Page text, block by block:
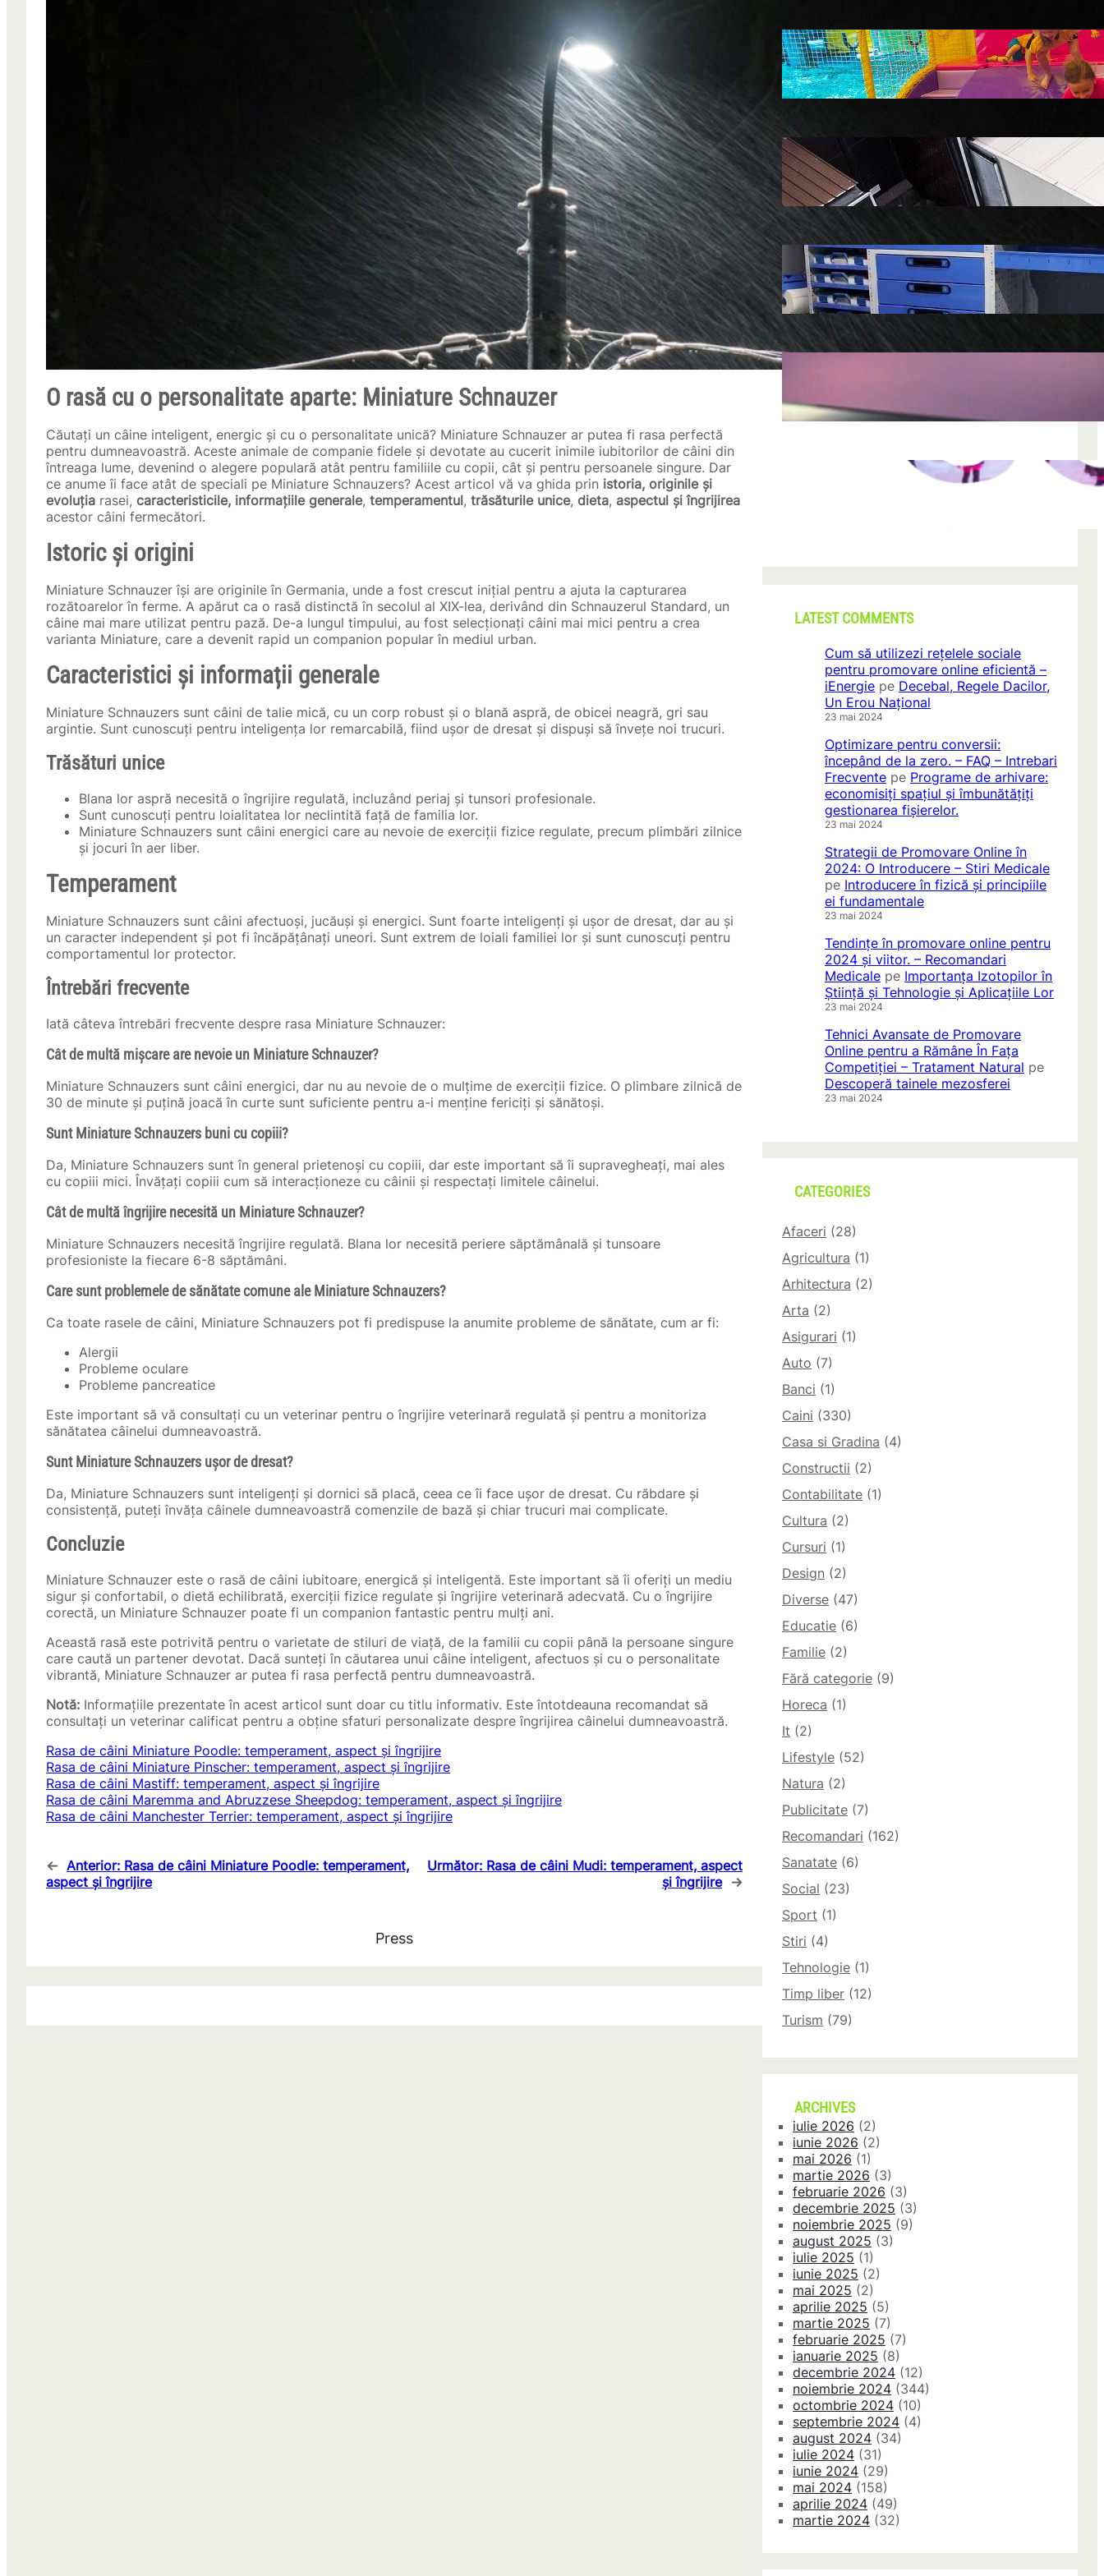
O rasă cu o personalitate aparte: Miniature Schnauzer
Căutați un câine inteligent, energic și cu o personalitate unică? Miniature Schnauzer ar putea fi rasa perfectă
pentru dumneavoastră. Aceste animale de companie fidele și devotate au cucerit inimile iubitorilor de câini din
întreaga lume, devenind o alegere populară atât pentru familiile cu copii, cât și pentru persoanele singure. Dar
ce anume îi face atât de speciali pe Miniature Schnauzers? Acest articol vă va ghida prin istoria, originile și
evoluția rasei, caracteristicile, informațiile generale, temperamentul, trăsăturile unice, dieta, aspectul și îngrijirea
acestor câini fermecători.
Istoric și origini
Miniature Schnauzer își are originile în Germania, unde a fost crescut inițial pentru a ajuta la capturarea
rozătoarelor în ferme. A apărut ca o rasă distinctă în secolul al XIX-lea, derivând din Schnauzerul Standard, un
câine mai mare utilizat pentru pază. De-a lungul timpului, au fost selecționați câini mai mici pentru a crea
varianta Miniature, care a devenit rapid un companion popular în mediul urban.
Caracteristici și informații generale
Miniature Schnauzers sunt câini de talie mică, cu un corp robust și o blană aspră, de obicei neagră, gri sau
argintie. Sunt cunoscuți pentru inteligența lor remarcabilă, fiind ușor de dresat și dispuși să învețe noi trucuri.
Trăsături unice
Blana lor aspră necesită o îngrijire regulată, incluzând periaj și tunsori profesionale.
Sunt cunoscuți pentru loialitatea lor neclintită față de familia lor.
Miniature Schnauzers sunt câini energici care au nevoie de exerciții fizice regulate, precum plimbări zilnice
și jocuri în aer liber.
Temperament
Miniature Schnauzers sunt câini afectuoși, jucăuși și energici. Sunt foarte inteligenți și ușor de dresat, dar au și
un caracter independent și pot fi încăpățânați uneori. Sunt extrem de loiali familiei lor și sunt cunoscuți pentru
comportamentul lor protector.
Întrebări frecvente
Iată câteva întrebări frecvente despre rasa Miniature Schnauzer:
Cât de multă mișcare are nevoie un Miniature Schnauzer?
Miniature Schnauzers sunt câini energici, dar nu au nevoie de o mulțime de exerciții fizice. O plimbare zilnică de
30 de minute și puțină joacă în curte sunt suficiente pentru a-i menține fericiți și sănătoși.
Sunt Miniature Schnauzers buni cu copiii?
Da, Miniature Schnauzers sunt în general prietenoși cu copiii, dar este important să îi supravegheați, mai ales
cu copiii mici. Învățați copiii cum să interacționeze cu câinii și respectați limitele câinelui.
Cât de multă îngrijire necesită un Miniature Schnauzer?
Miniature Schnauzers necesită îngrijire regulată. Blana lor necesită periere săptămânală și tunsoare
profesioniste la fiecare 6-8 săptămâni.
Care sunt problemele de sănătate comune ale Miniature Schnauzers?
Ca toate rasele de câini, Miniature Schnauzers pot fi predispuse la anumite probleme de sănătate, cum ar fi:
Alergii
Probleme oculare
Probleme pancreatice
Este important să vă consultați cu un veterinar pentru o îngrijire veterinară regulată și pentru a monitoriza
sănătatea câinelui dumneavoastră.
Sunt Miniature Schnauzers ușor de dresat?
Da, Miniature Schnauzers sunt inteligenți și dornici să placă, ceea ce îi face ușor de dresat. Cu răbdare și
consistență, puteți învăța câinele dumneavoastră comenzile de bază și chiar trucuri mai complicate.
Concluzie
Miniature Schnauzer este o rasă de câini iubitoare, energică și inteligentă. Este important să îi oferiți un mediu
sigur și confortabil, o dietă echilibrată, exerciții fizice regulate și îngrijire veterinară adecvată. Cu o îngrijire
corectă, un Miniature Schnauzer poate fi un companion fantastic pentru mulți ani.
Această rasă este potrivită pentru o varietate de stiluri de viață, de la familii cu copii până la persoane singure
care caută un partener devotat. Dacă sunteți în căutarea unui câine inteligent, afectuos și cu o personalitate
vibrantă, Miniature Schnauzer ar putea fi rasa perfectă pentru dumneavoastră.
Notă: Informațiile prezentate în acest articol sunt doar cu titlu informativ. Este întotdeauna recomandat să
consultați un veterinar calificat pentru a obține sfaturi personalizate despre îngrijirea câinelui dumneavoastră.
Rasa de câini Miniature Poodle: temperament, aspect și îngrijire
Rasa de câini Miniature Pinscher: temperament, aspect și îngrijire
Rasa de câini Mastiff: temperament, aspect și îngrijire
Rasa de câini Maremma and Abruzzese Sheepdog: temperament, aspect și îngrijire
Rasa de câini Manchester Terrier: temperament, aspect și îngrijire
← Anterior: Rasa de câini Miniature Poodle: temperament,
aspect și îngrijire
Următor: Rasa de câini Mudi: temperament, aspect
și îngrijire →
Press
Soluții pentru părinții care vor să își vadă
copiii explorând în loc să stea pe
telefoane
iul. 25, 2026
Ce soluție de urmărire GPS este
recomandată pentru transport marfă
iul. 2, 2026
Atelier mobil: cum transformi o dubă
obișnuită într-un spațiu de lucru care
chiar funcționează
iun. 24, 2026
iun. 23, 2026
CONI FEST 2026 – o editie record prin
LATEST COMMENTS
Cum să utilizezi rețelele sociale
pentru promovare online eficientă –
iEnergie pe Decebal, Regele Dacilor,
Un Erou Național
23 mai 2024
Optimizare pentru conversii:
începând de la zero. – FAQ – Intrebari
Frecvente pe Programe de arhivare:
economisiți spațiul și îmbunătățiți
gestionarea fișierelor.
23 mai 2024
Strategii de Promovare Online în
2024: O Introducere – Stiri Medicale
pe Introducere în fizică și principiile
ei fundamentale
23 mai 2024
Tendințe în promovare online pentru
2024 și viitor. – Recomandari
Medicale pe Importanța Izotopilor în
Știință și Tehnologie și Aplicațiile Lor
23 mai 2024
Tehnici Avansate de Promovare
Online pentru a Rămâne În Fața
Competiției – Tratament Natural pe
Descoperă tainele mezosferei
23 mai 2024
CATEGORIES
Afaceri (28)
Agricultura (1)
Arhitectura (2)
Arta (2)
Asigurari (1)
Auto (7)
Banci (1)
Caini (330)
Casa si Gradina (4)
Constructii (2)
Contabilitate (1)
Cultura (2)
Cursuri (1)
Design (2)
Diverse (47)
Educatie (6)
Familie (2)
Fără categorie (9)
Horeca (1)
It (2)
Lifestyle (52)
Natura (2)
Publicitate (7)
Recomandari (162)
Sanatate (6)
Social (23)
Sport (1)
Stiri (4)
Tehnologie (1)
Timp liber (12)
Turism (79)
ARCHIVES
iulie 2026 (2)
iunie 2026 (2)
mai 2026 (1)
martie 2026 (3)
februarie 2026 (3)
decembrie 2025 (3)
noiembrie 2025 (9)
august 2025 (3)
iulie 2025 (1)
iunie 2025 (2)
mai 2025 (2)
aprilie 2025 (5)
martie 2025 (7)
februarie 2025 (7)
ianuarie 2025 (8)
decembrie 2024 (12)
noiembrie 2024 (344)
octombrie 2024 (10)
septembrie 2024 (4)
august 2024 (34)
iulie 2024 (31)
iunie 2024 (29)
mai 2024 (158)
aprilie 2024 (49)
martie 2024 (32)